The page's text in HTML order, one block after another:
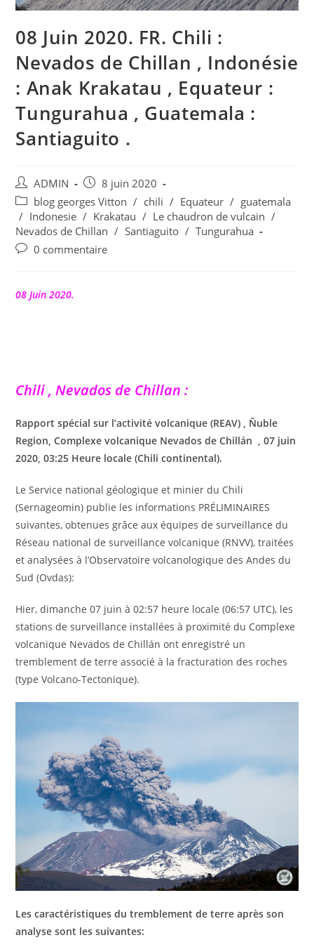
08 Juin 2020. FR. Chili :
Nevados de Chillan , Indonésie
: Anak Krakatau , Equateur :
Tungurahua , Guatemala :
Santiaguito .
Auteur/autrice
de
la
publication :
ADMIN
Publication
publiée :
8 juin 2020
Post
category:
blog georges Vitton / chili / Equateur / guatemala
/ Indonesie / Krakatau / Le chaudron de vulcain /
Nevados de Chillan / Santiaguito / Tungurahua
Commentaires
publication :
0 commentaire
08 Juin 2020.
Chili , Nevados de Chillan :
Rapport spécial sur l’activité volcanique (REAV) , Ñuble
Region, Complexe volcanique Nevados de Chillán , 07 juin
2020, 03:25 Heure locale (Chili continental).
Le Service national géologique et minier du Chili
(Sernageomin) publie les informations PRÉLIMINAIRES
suivantes, obtenues grâce aux équipes de surveillance du
Réseau national de surveillance volcanique (RNVV), traitées
et analysées à l’Observatoire volcanologique des Andes du
Sud (Ovdas):
Hier, dimanche 07 juin à 02:57 heure locale (06:57 UTC), les
stations de surveillance installées à proximité du Complexe
volcanique Nevados de Chillán ont enregistré un
tremblement de terre associé à la fracturation des roches
(type Volcano-Tectonique).
Les caractéristiques du tremblement de terre après son
analyse sont les suivantes: